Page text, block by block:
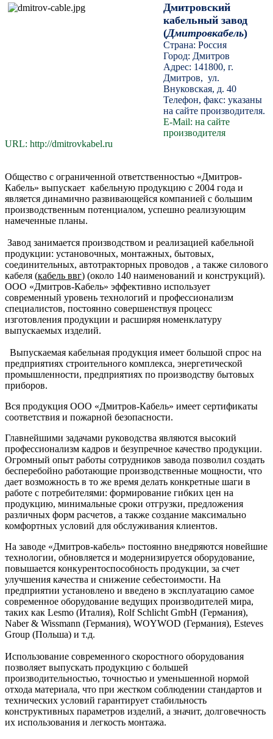
Дмитровский
кабельный завод
(Дмитровкабель)
Страна: Россия
Город: Дмитров
Адрес: 141800, г.
Дмитров, ул.
Внуковская, д. 40
Телефон, факс: указаны
на сайте производителя.
E-Mail: на сайте
производителя
URL: http://dmitrovkabel.ru
Общество с ограниченной ответственностью «Дмитров-
Кабель» выпускает кабельную продукцию с 2004 года и
является динамично развивающейся компанией с большим
производственным потенциалом, успешно реализующим
намеченные планы.
Завод занимается производством и реализацией кабельной
продукции: установочных, монтажных, бытовых,
соединительных, автотракторных проводов , а также силового
кабеля (кабель ввг) (около 140 наименований и конструкций).
ООО «Дмитров-Кабель» эффективно использует
современный уровень технологий и профессионализм
специалистов, постоянно совершенствуя процесс
изготовления продукции и расширяя номенклатуру
выпускаемых изделий.
Выпускаемая кабельная продукция имеет большой спрос на
предприятиях строительного комплекса, энергетической
промышленности, предприятиях по производству бытовых
приборов.
Вся продукция ООО «Дмитров-Кабель» имеет сертификаты
соответствия и пожарной безопасности.
Главнейшими задачами руководства являются высокий
профессионализм кадров и безупречное качество продукции.
Огромный опыт работы сотрудников завода позволил создать
бесперебойно работающие производственные мощности, что
дает возможность в то же время делать конкретные шаги в
работе с потребителями: формирование гибких цен на
продукцию, минимальные сроки отгрузки, предложения
различных форм расчетов, а также создание максимально
комфортных условий для обслуживания клиентов.
На заводе «Дмитров-кабель» постоянно внедряются новейшие
технологии, обновляется и модернизируется оборудование,
повышается конкурентоспособность продукции, за счет
улучшения качества и снижение себестоимости. На
предприятии установлено и введено в эксплуатацию самое
современное оборудование ведущих производителей мира,
таких как Lesmo (Италия), Rolf Schlicht GmbH (Германия),
Naber & Wissmann (Германия), WOYWOD (Германия), Еsteves
Group (Польша) и т.д.
Использование современного скоростного оборудования
позволяет выпускать продукцию с большей
производительностью, точностью и уменьшенной нормой
отхода материала, что при жестком соблюдении стандартов и
технических условий гарантирует стабильность
конструктивных параметров изделий, а значит, долговечность
их использования и легкость монтажа.